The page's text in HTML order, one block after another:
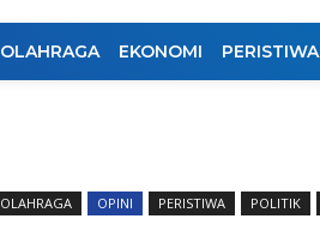
OLAHRAGA EKONOMI PERISTIWA
OLAHRAGA OPINI PERISTIWA POLITIK